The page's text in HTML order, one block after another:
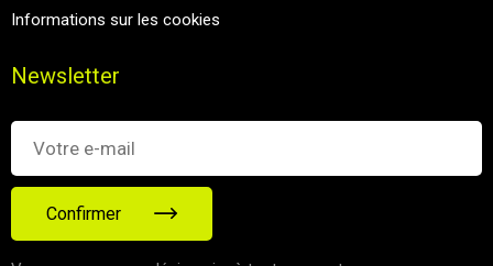
Informations sur les cookies
Newsletter
Confirmer